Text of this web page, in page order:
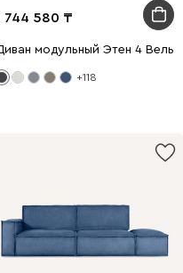
744 580
модульный Этен 4
+118